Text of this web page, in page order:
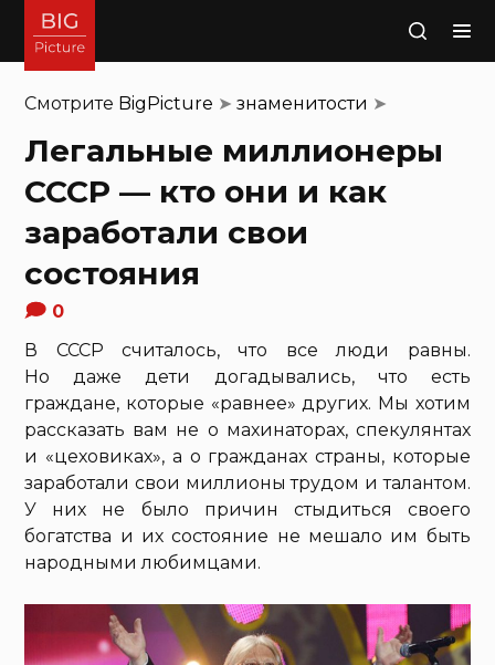
Поиск
Смотрите BigPicture ➤знаменитости ➤
Легальные миллионеры
СССР — кто они и как
заработали свои
состояния
0
В СССР считалось, что все люди равны.
Но даже дети догадывались, что есть
граждане, которые «равнее» других. Мы хотим
рассказать вам не о махинаторах, спекулянтах
и «цеховиках», а о гражданах страны, которые
заработали свои миллионы трудом и талантом.
У них не было причин стыдиться своего
богатства и их состояние не мешало им быть
народными любимцами.